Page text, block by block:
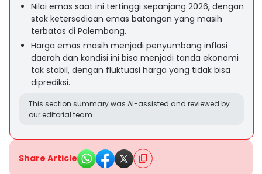
Nilai emas saat ini tertinggi sepanjang 2026, dengan
stok ketersediaan emas batangan yang masih
terbatas di Palembang.
Harga emas masih menjadi penyumbang inflasi
daerah dan kondisi ini bisa menjadi tanda ekonomi
tak stabil, dengan fluktuasi harga yang tidak bisa
diprediksi.
This section summary was AI-assisted and reviewed by
our editorial team.
Share Article